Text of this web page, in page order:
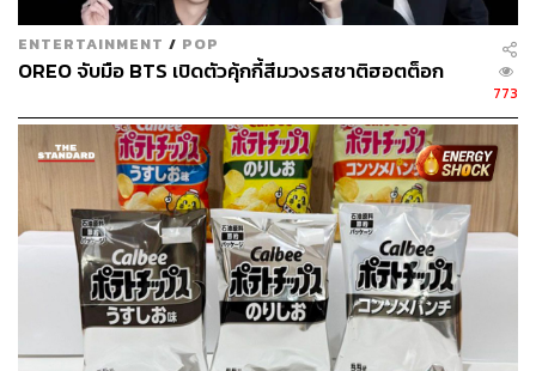
เผ็ดเป็นพิเศษ เหมาะสำหรับคนชอบกินเผ็ดจัด
อ่านเพิ่มเติมเกี่ยวกับคี้เอ็งพานิชได้ที่https://thestandard.co/h
คี้เอ็งพานิช
เผ็ดออริจินัล 115 บาท เผ็ดพิเศษ 150 บาท
หาซื้อได้ที่www.facebook.com/keeaengpanich/
ENTERTAINMENT / POP
OREO จับมือ BTS เปิดตัวคุ้กกี้สีมวงรสชาติฮอตต็อก
773